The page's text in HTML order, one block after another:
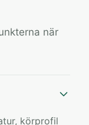
när
körprofil